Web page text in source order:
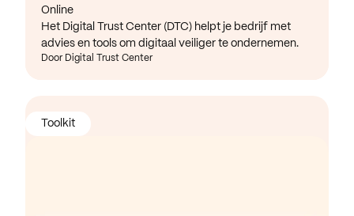
Online
Het Digital Trust Center (DTC) helpt je bedrijf met
advies en tools om digitaal veiliger te ondernemen.
Door Digital Trust Center
Toolkit